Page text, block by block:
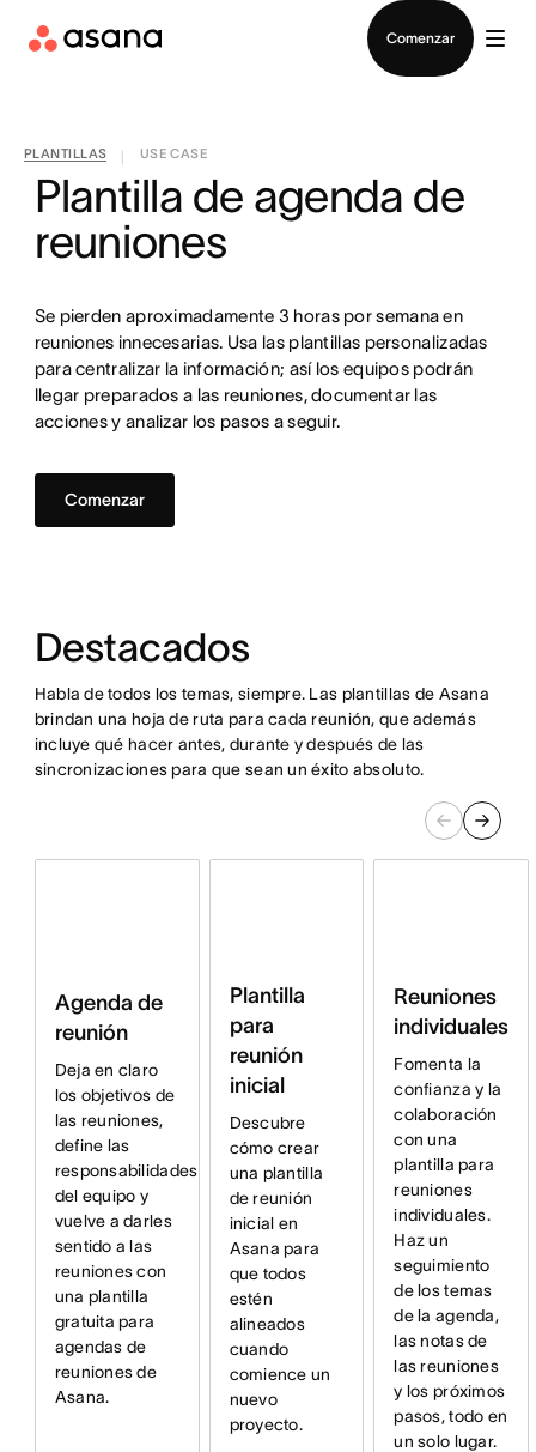
Comenzar
PLANTILLAS USE CASE
Plantilla de agenda de
reuniones
Se pierden aproximadamente 3 horas por semana en
reuniones innecesarias. Usa las plantillas personalizadas
para centralizar la información; así los equipos podrán
llegar preparados a las reuniones, documentar las
acciones y analizar los pasos a seguir.
Comenzar
Destacados
Habla de todos los temas, siempre. Las plantillas de Asana
brindan una hoja de ruta para cada reunión, que además
incluye qué hacer antes, durante y después de las
sincronizaciones para que sean un éxito absoluto.
Agenda de
reunión
Deja en claro
los objetivos de
las reuniones,
define las
responsabilidades
del equipo y
vuelve a darles
sentido a las
reuniones con
una plantilla
gratuita para
agendas de
reuniones de
Asana.
Plantilla
para
reunión
inicial
Descubre
cómo crear
una plantilla
de reunión
inicial en
Asana para
que todos
estén
alineados
cuando
comience un
nuevo
proyecto.
Reuniones
individuales
Fomenta la
confianza y la
colaboración
con una
plantilla para
reuniones
individuales.
Haz un
seguimiento
de los temas
de la agenda,
las notas de
las reuniones
y los próximos
pasos, todo en
un solo lugar.